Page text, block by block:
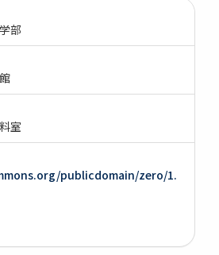
部
室
publicdomain/zero/1.